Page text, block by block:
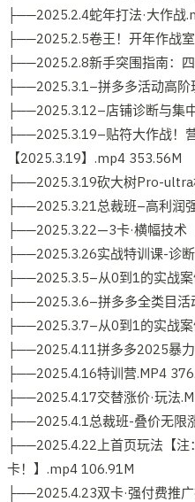
├──2025.2.4蛇年打法·大作战
├──2025.2.5卷王！开年作战
├──2025.2.8新手突围指南：
├──2025.3.1–拼多多活动高
├──2025.3.12–店铺诊断与集
├──2025.3.19–贴符大作战！
【2025.3.19】.mp4 353.56M
├──2025.3.19砍大树Pro-
├──2025.3.21总裁班–高利润
├──2025.3.22—3卡·横幅技术
├──2025.3.26实战特训课-诊
├──2025.3.5–从0到1的实战
├──2025.3.6–拼多多全类目活
├──2025.3.7–从0到1的实战
├──2025.4.11拼多多2025暴
├──2025.4.16特训营.MP4
├──2025.4.17交替涨价·玩法
├──2025.4.1总裁班-叠价无限
├──2025.4.22上首页玩法【注
卡！】.mp4 106.91M
├──2025.4.23双卡·强付费推